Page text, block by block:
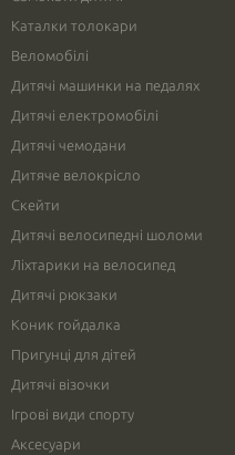
Каталки толокари
Веломобілі
Дитячі машинки на педалях
Дитячі електромобілі
Дитячі чемодани
Дитяче велокрісло
Скейти
Дитячі велосипедні шоломи
Ліхтарики на велосипед
Дитячі рюкзаки
Коник гойдалка
Пригунці для дітей
Дитячі візочки
Ігрові види спорту
Аксесуари